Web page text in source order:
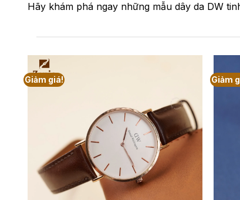
Hãy khám phá ngay những mẫu dây da DW
Giảm giá! Giảm